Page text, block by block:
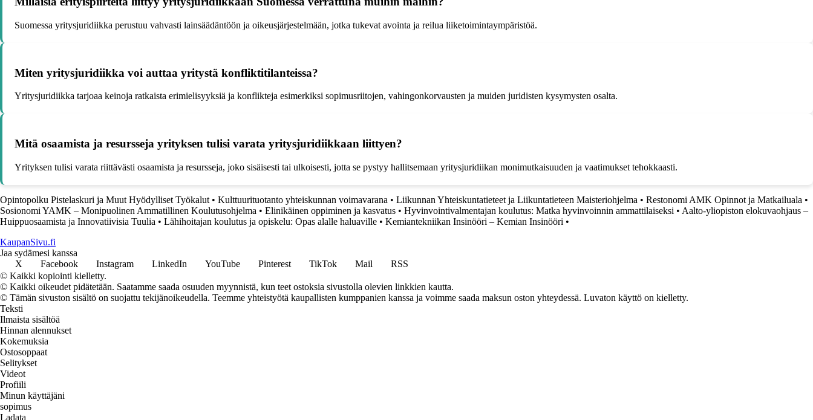
Suomessa yritysjuridiikka perustuu vahvasti lainsäädäntöön ja oikeusjärjestelmään, jotka tukevat avointa ja reilua liiketoimintaympäristöä.
Miten yritysjuridiikka voi auttaa yritystä konfliktitilanteissa?
Yritysjuridiikka tarjoaa keinoja ratkaista erimielisyyksiä ja konflikteja esimerkiksi sopimusriitojen, vahingonkorvausten ja muiden juridisten kysymysten osalta.
Mitä osaamista ja resursseja yrityksen tulisi varata yritysjuridiikkaan liittyen?
Yrityksen tulisi varata riittävästi osaamista ja resursseja, joko sisäisesti tai ulkoisesti, jotta se pystyy hallitsemaan yritysjuridiikan monimutkaisuuden ja vaatimukset tehokkaasti.
Opintopolku Pistelaskuri ja Muut Hyödylliset Työkalut • Kulttuurituotanto yhteiskunnan voimavarana • Liikunnan Yhteiskuntatieteet ja Liikuntatieteen Maisteriohjelma • Restonomi AMK Opinnot ja Matkailuala •
Sosionomi YAMK – Monipuolinen Ammatillinen Koulutusohjelma • Elinikäinen oppiminen ja kasvatus • Hyvinvointivalmentajan koulutus: Matka hyvinvoinnin ammattilaiseksi • Aalto-yliopiston elokuvaohjaus –
Huippuosaamista ja Innovatiivisia Tuulia • Lähihoitajan koulutus ja opiskelu: Opas alalle haluaville • Kemiantekniikan Insinööri – Kemian Insinööri •
KaupanSivu.fi
Jaa sydämesi kanssa
X
Facebook Instagram LinkedIn YouTube Pinterest TikTok Mail
RSS
© Kaikki kopiointi kielletty.
© Kaikki oikeudet pidätetään. Saatamme saada osuuden myynnistä, kun teet ostoksia sivustolla olevien linkkien kautta.
© Tämän sivuston sisältö on suojattu tekijänoikeudella. Teemme yhteistyötä kaupallisten kumppanien kanssa ja voimme saada maksun oston yhteydessä. Luvaton käyttö on kielletty.
Teksti
Ilmaista sisältöä
Hinnan alennukset
Kokemuksia
Ostosoppaat
Selitykset
Videot
Profiili
Minun käyttäjäni
sopimus
Ladata